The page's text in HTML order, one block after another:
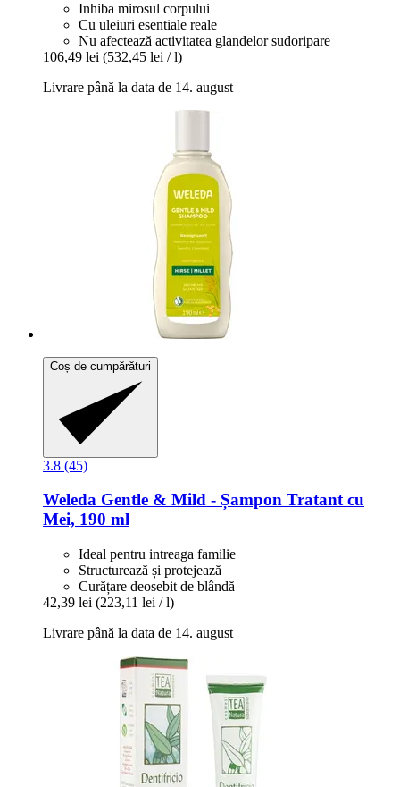
Inhiba mirosul corpului
Cu uleiuri esentiale reale
Nu afectează activitatea glandelor sudoripare
106,49 lei (532,45 lei / l)
Livrare până la data de 14. august
Coș de cumpărături
3.8 (45)
Weleda Gentle & Mild -​ Șampon Tratant cu
Mei, 190 ml
Ideal pentru intreaga familie
Structurează și protejează
Curățare deosebit de blândă
42,39 lei (223,11 lei / l)
Livrare până la data de 14. august